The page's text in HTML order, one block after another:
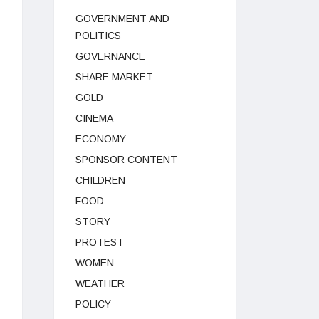
GOVERNMENT AND
POLITICS
GOVERNANCE
SHARE MARKET
GOLD
CINEMA
ECONOMY
SPONSOR CONTENT
CHILDREN
FOOD
STORY
PROTEST
WOMEN
WEATHER
POLICY